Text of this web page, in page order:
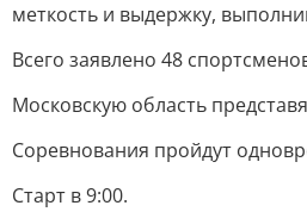
меткость и выдержку,
Всего заявлено 48
Московскую область
Соревнования пройдут
Старт в 9:00.